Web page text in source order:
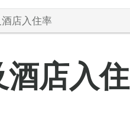
店入住率
店入住